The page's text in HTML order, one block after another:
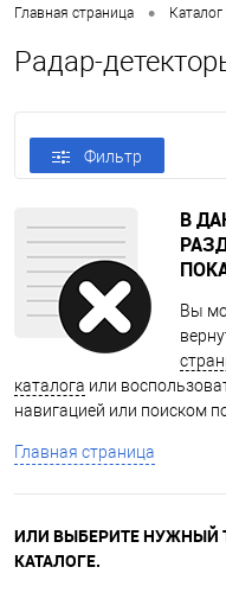
Главная страница •
Радар-
Фильтр
В
Вы
каталога или
навигацией или поиском
Главная страница
ИЛИ ВЫБЕРИТЕ НУЖНЫЙ
КАТАЛОГЕ.